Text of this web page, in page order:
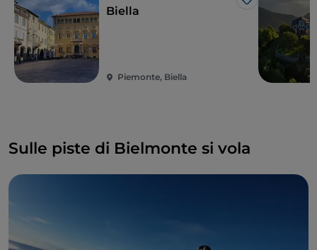
Like
Biella
Piemonte, Biella
Sulle piste di Bielmonte si vola